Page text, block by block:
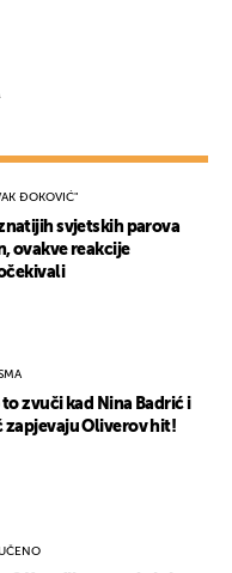
ĐOKOVIĆ"
svjetskih parova
ovakve reakcije
zvuči kad Nina Badrić i
zapjevaju Oliverov hit!